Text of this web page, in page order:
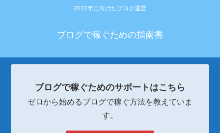
2022年に向けたブログ運営
ブログで稼ぐための指南書
ブログで稼ぐためのサポートはこちら
ゼロから始めるブログで稼ぐ方法を教えていま
す。